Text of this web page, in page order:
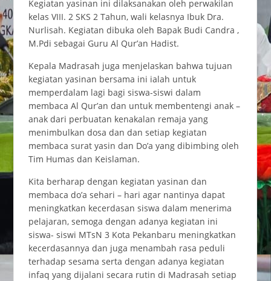
Kegiatan yasinan ini dilaksanakan oleh perwakilan
kelas VIII. 2 SKS 2 Tahun, wali kelasnya Ibuk Dra.
Nurlisah. Kegiatan dibuka oleh Bapak Budi Candra ,
M.Pdi sebagai Guru Al Qur’an Hadist.
Kepala Madrasah juga menjelaskan bahwa tujuan
kegiatan yasinan bersama ini ialah untuk
memperdalam lagi bagi siswa-siswi dalam
membaca Al Qur’an dan untuk membentengi anak –
anak dari perbuatan kenakalan remaja yang
menimbulkan dosa dan dan setiap kegiatan
membaca surat yasin dan Do’a yang dibimbing oleh
Tim Humas dan Keislaman.
Kita berharap dengan kegiatan yasinan dan
membaca do’a sehari – hari agar nantinya dapat
meningkatkan kecerdasan siswa dalam menerima
pelajaran, semoga dengan adanya kegiatan ini
siswa- siswi MTsN 3 Kota Pekanbaru meningkatkan
kecerdasannya dan juga menambah rasa peduli
terhadap sesama serta dengan adanya kegiatan
infaq yang dijalani secara rutin di Madrasah setiap